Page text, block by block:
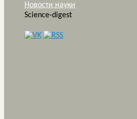
Новости науки
Science-digest